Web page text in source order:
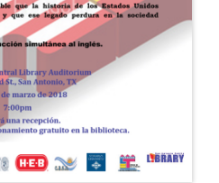
FACEBOOK